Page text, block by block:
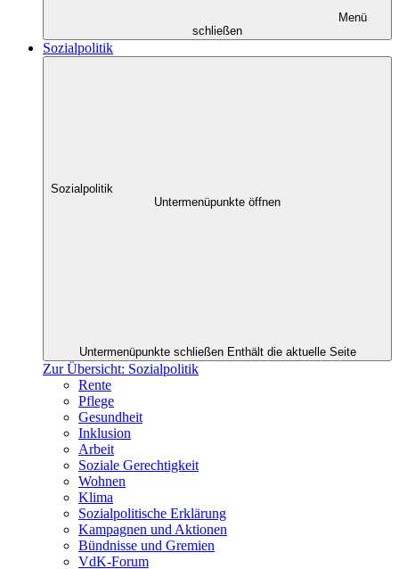
Menü
schließen
Sozialpolitik
Sozialpolitik
Untermenüpunkte öffnen
Untermenüpunkte schließen Enthält die aktuelle Seite
Zur Übersicht: Sozialpolitik
Rente
Pflege
Gesundheit
Inklusion
Arbeit
Soziale Gerechtigkeit
Wohnen
Klima
Sozialpolitische Erklärung
Kampagnen und Aktionen
Bündnisse und Gremien
VdK-Forum